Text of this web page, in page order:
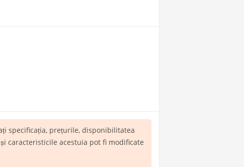
specificația, prețurile, disponibilitatea
caracteristicile acestuia pot fi modificate